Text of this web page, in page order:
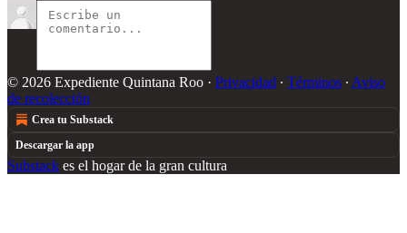
© 2026 Expediente Quintana Roo · Privacidad ∙ Términos ∙ Aviso
de recolección
Crea tu Substack
Descargar la app
Substack es el hogar de la gran cultura